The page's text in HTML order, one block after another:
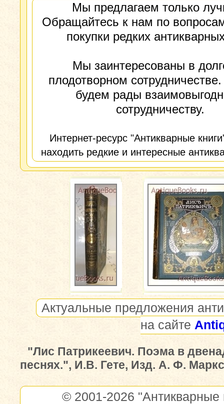
Мы предлагаем только
Обращайтесь к нам по
покупки редких
Мы заинтересованы в
плодотворном
будем рады
сотрудничеству.
Интернет-ресурс "Антикварные
находить редкие и интересные
Актуальные предложения
на сайте
"Лис Патрикеевич. Поэма в
песнях.", И.В. Гете, Изд. А. Ф.
© 2001-2026 "Антикварные